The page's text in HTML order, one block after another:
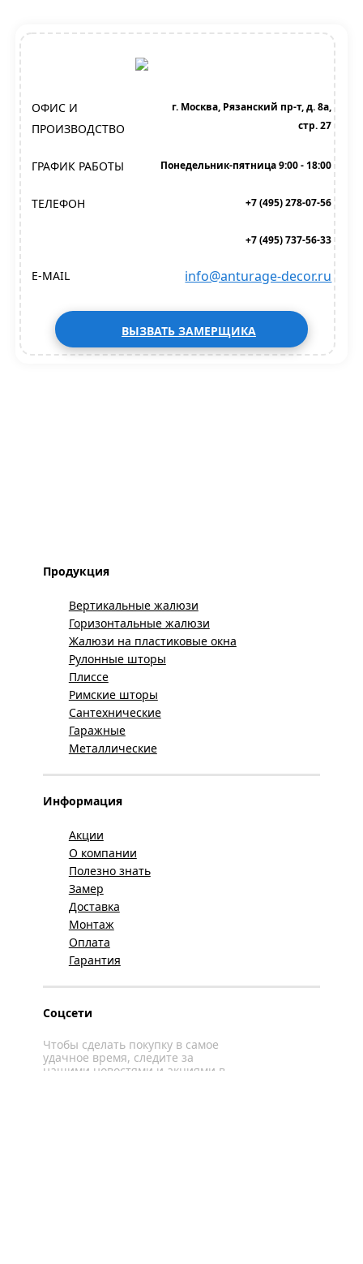
ОФИС И
ПРОИЗВОДСТВО
г. Москва, Рязанский пр-т, д. 8а,
стр. 27
ГРАФИК РАБОТЫ Понедельник-пятница 9:00 - 18:00
ТЕЛЕФОН +7 (495) 278-07-56
+7 (495) 737-56-33
E-MAIL info@anturage-decor.ru
ВЫЗВАТЬ ЗАМЕРЩИКА
Продукция
Вертикальные жалюзи
Горизонтальные жалюзи
Жалюзи на пластиковые окна
Рулонные шторы
Плиссе
Римские шторы
Сантехнические
Гаражные
Металлические
Информация
Акции
О компании
Полезно знать
Замер
Доставка
Монтаж
Оплата
Гарантия
Соцсети
Чтобы сделать покупку в самое
удачное время, следите за
нашими новостями и акциями в